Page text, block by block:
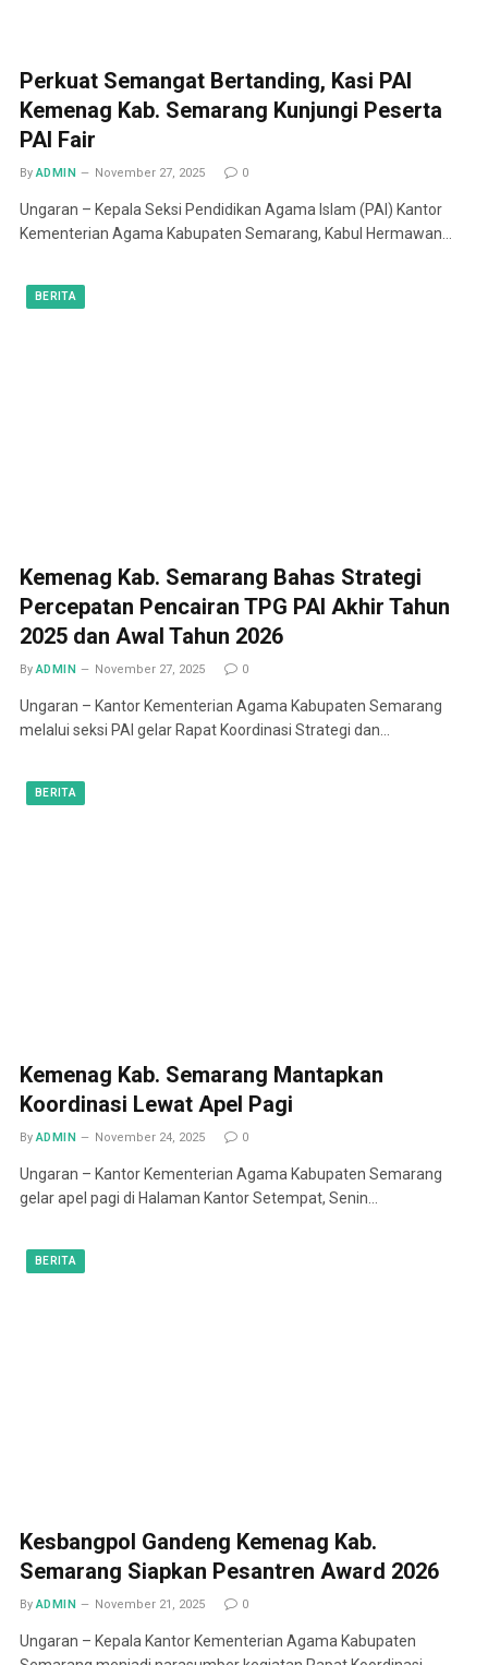
Perkuat Semangat Bertanding, Kasi PAI
Kemenag Kab. Semarang Kunjungi Peserta
PAI Fair
By ADMIN November 27, 2025 0
Ungaran – Kepala Seksi Pendidikan Agama Islam (PAI) Kantor
Kementerian Agama Kabupaten Semarang, Kabul Hermawan…
BERITA
Kemenag Kab. Semarang Bahas Strategi
Percepatan Pencairan TPG PAI Akhir Tahun
2025 dan Awal Tahun 2026
By ADMIN November 27, 2025 0
Ungaran – Kantor Kementerian Agama Kabupaten Semarang
melalui seksi PAI gelar Rapat Koordinasi Strategi dan…
BERITA
Kemenag Kab. Semarang Mantapkan
Koordinasi Lewat Apel Pagi
By ADMIN November 24, 2025 0
Ungaran – Kantor Kementerian Agama Kabupaten Semarang
gelar apel pagi di Halaman Kantor Setempat, Senin…
BERITA
Kesbangpol Gandeng Kemenag Kab.
Semarang Siapkan Pesantren Award 2026
By ADMIN November 21, 2025 0
Ungaran – Kepala Kantor Kementerian Agama Kabupaten